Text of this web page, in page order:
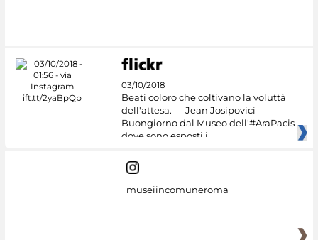
03/10/2018
Beati coloro che coltivano la voluttà
dell'attesa. — Jean Josipovici
Buongiorno dal Museo dell'#AraPacis
dove sono esposti i
museiincomuneroma